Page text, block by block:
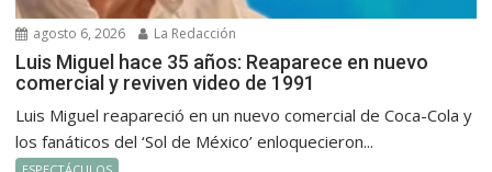
agosto 6, 2026 La Redacción
Luis Miguel hace 35 años: Reaparece en nuevo
comercial y reviven video de 1991
Luis Miguel reapareció en un nuevo comercial de Coca-Cola y
los fanáticos del ‘Sol de México’ enloquecieron...